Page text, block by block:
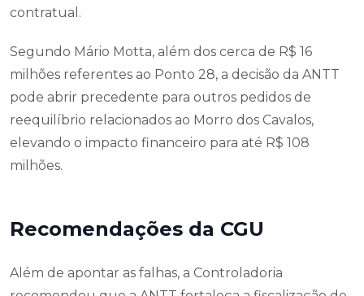
contratual.
Segundo Mário Motta, além dos cerca de R$ 16
milhões referentes ao Ponto 28, a decisão da ANTT
pode abrir precedente para outros pedidos de
reequilíbrio relacionados ao Morro dos Cavalos,
elevando o impacto financeiro para até R$ 108
milhões.
Recomendações da CGU
Além de apontar as falhas, a Controladoria